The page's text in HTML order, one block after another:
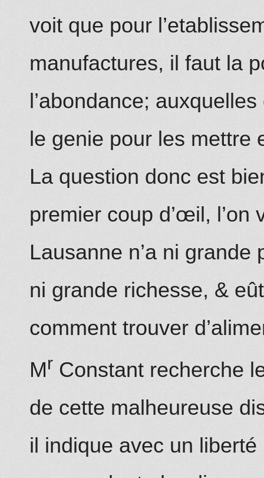
voit que pour
manufactures, il faut la
l’abondance;
le genie pour les mettre
La question donc est
premier coup d’œil, l’on
Lausanne n’a ni grande
ni grande richesse, &
comment trouver
Mr Constant recherche
de cette malheureuse
il indique avec un liberté